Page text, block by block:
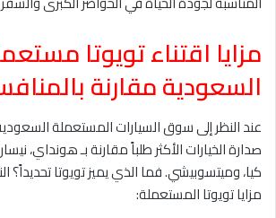
مزايا اقتناء تويوتا
السعودية مقارنة
عند النظر إلى سوق السيارات المستعملة
صدارة الخيارات الأكثر طلباً مقارنة بـ هونداي،
كيا، وميتسوبيشي. فما الذي يميز تويوتا تحديداً؟
مزايا تويوتا المستعملة: